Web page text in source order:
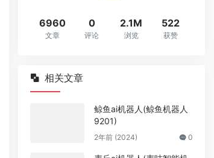
6960
文章
0
评论
2.1M
浏览
522
获赞
相关文章
鲸鱼ai机器人(鲸鱼机器人
9201)
2年前 (2024) 0